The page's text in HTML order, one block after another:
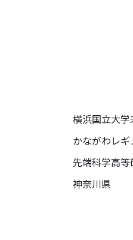
横浜国立大
かながわレ
先端科学高等
神奈川県